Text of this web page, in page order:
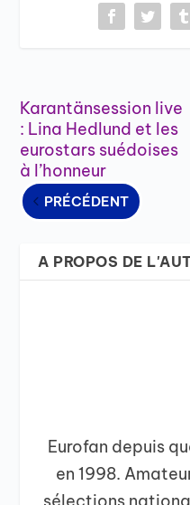
Karantänsession live
: Lina Hedlund et les
eurostars suédoises
à l’honneur
PRÉCÉDENT
A PROPOS DE
Eurofan depuis
en 1998.
sélections